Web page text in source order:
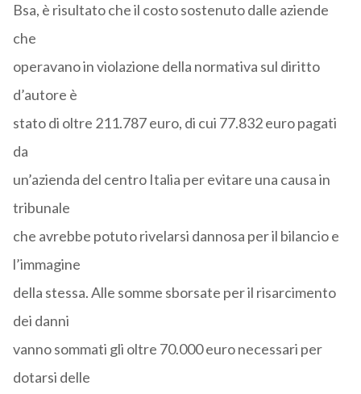
Bsa, è risultato che il costo sostenuto dalle aziende
che
operavano in violazione della normativa sul diritto
d’autore è
stato di oltre 211.787 euro, di cui 77.832 euro pagati
da
un’azienda del centro Italia per evitare una causa in
tribunale
che avrebbe potuto rivelarsi dannosa per il bilancio e
l’immagine
della stessa. Alle somme sborsate per il risarcimento
dei danni
vanno sommati gli oltre 70.000 euro necessari per
dotarsi delle